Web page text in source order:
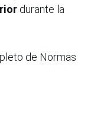
durante la
de Normas